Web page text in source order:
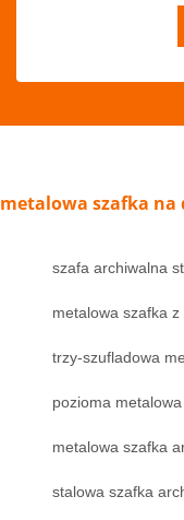
metalowa szafka
szafa archiwalna
metalowa szafka z
trzy-szufladowa
pozioma
metalowa szafka
stalowa szafka